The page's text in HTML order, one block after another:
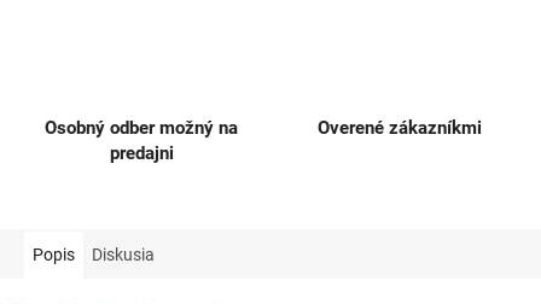
Osobný odber možný na
predajni
Overené zákazníkmi
Popis Diskusia